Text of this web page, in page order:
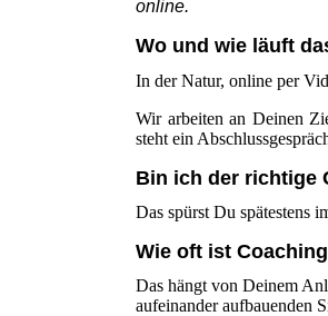
online.
Wo und wie läuft
In der Natur, online per
Wir arbeiten an Deinen
steht ein
Bin ich der richtige
Das spürst Du spätestens
Wie oft ist
Das hängt von Deinem
aufeinander aufbauenden